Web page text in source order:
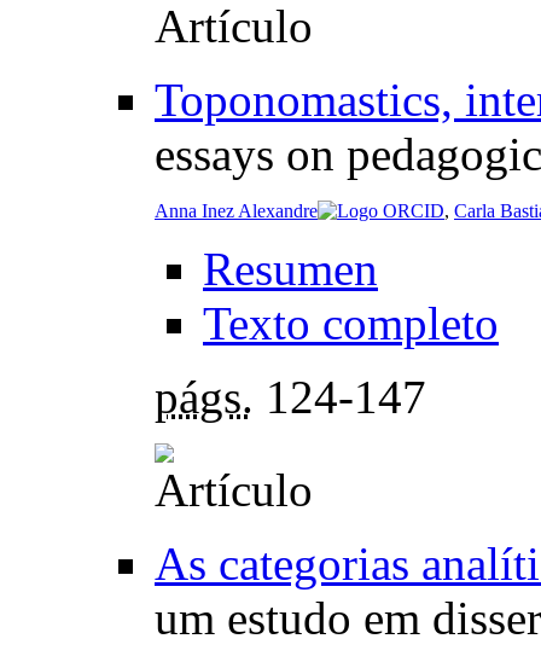
Toponomastics,
essays on
Anna Inez Alexandre , Carla
Resumen
Texto completo
págs. 124-147
As categorias
um estudo em